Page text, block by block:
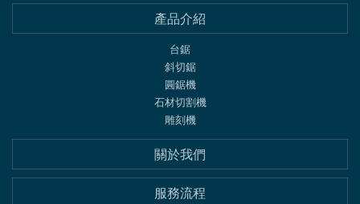
產品介紹
台鋸
斜切鋸
圓鋸機
石材切割機
雕刻機
關於我們
服務流程